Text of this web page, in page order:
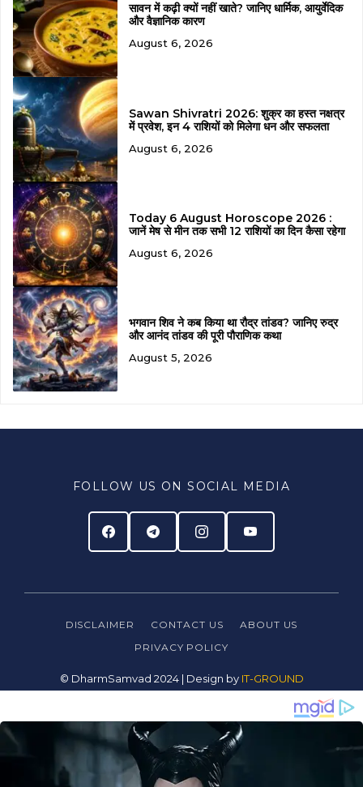
सावन में कढ़ी क्यों नहीं खाते? जानिए धार्मिक, आयुर्वेदिक
और वैज्ञानिक कारण
August 6, 2026
Sawan Shivratri 2026: शुक्र का हस्त नक्षत्र
में प्रवेश, इन 4 राशियों को मिलेगा धन और सफलता
August 6, 2026
Today 6 August Horoscope 2026 :
जानें मेष से मीन तक सभी 12 राशियों का दिन कैसा रहेगा
August 6, 2026
भगवान शिव ने कब किया था रौद्र तांडव? जानिए रुद्र
और आनंद तांडव की पूरी पौराणिक कथा
August 5, 2026
FOLLOW US ON SOCIAL MEDIA
DISCLAIMER CONTACT US
ABOUT US
PRIVACY POLICY
© DharmSamvad 2024 | Design byIT-GROUND